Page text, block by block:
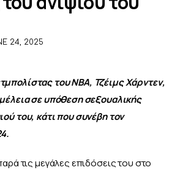
24, 2025
του NBA, Τζέιμς Χάρντεν,
σε υπόθεση σεξουαλικής
του, κάτι που συνέβη τον
τις μεγάλες επιδόσεις του στο